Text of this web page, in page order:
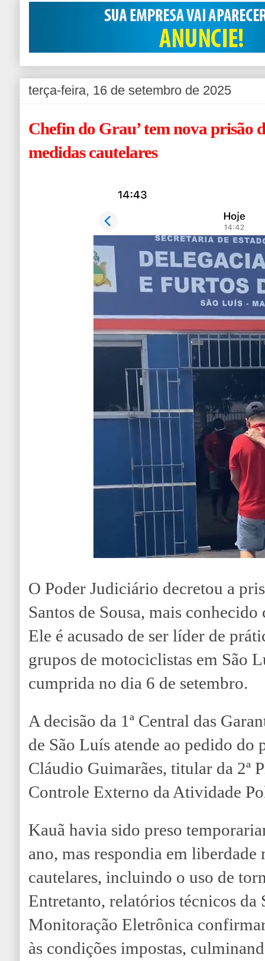
terça-feira, 16 de setembro de 2025
Chefin do Grau’ tem nova prisão
medidas cautelares
O Poder Judiciário decretou a
Santos de Sousa, mais
Ele é acusado de ser líder de
grupos de motociclistas em São
cumprida no dia 6 de setembro.
A decisão da 1ª Central das
de São Luís atende ao pedido do
Cláudio Guimarães, titular da 2ª
Controle Externo da Atividade
Kauã havia sido preso
ano, mas respondia em liberdade
cautelares, incluindo o uso de
Entretanto, relatórios técnicos da
Monitoração Eletrônica
às condições impostas,